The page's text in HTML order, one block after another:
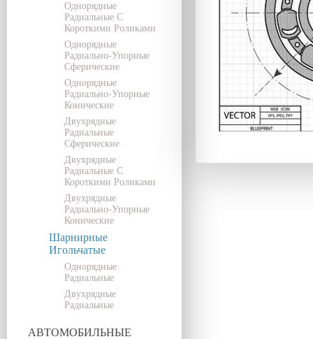
Однорядные
Радиальные С
Короткими Роликами
Однорядные
Радиально-Упорные
Сферические
Однорядные
Радиально-Упорные
Конические
Двухрядные
Радиальные
Сферические
Двухрядные
Радиальные С
Короткими Роликами
Двухрядные
Радиально-Упорные
Конические
Шарнирные
Игольчатые
Однорядные
Радиальные
Двухрядные
Радиальные
АВТОМОБИЛЬНЫЕ